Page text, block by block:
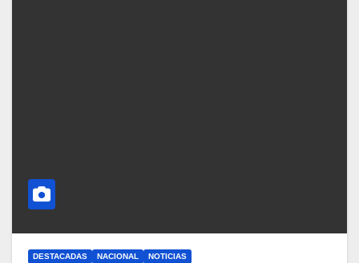
DESTACADAS NACIONAL NOTICIAS